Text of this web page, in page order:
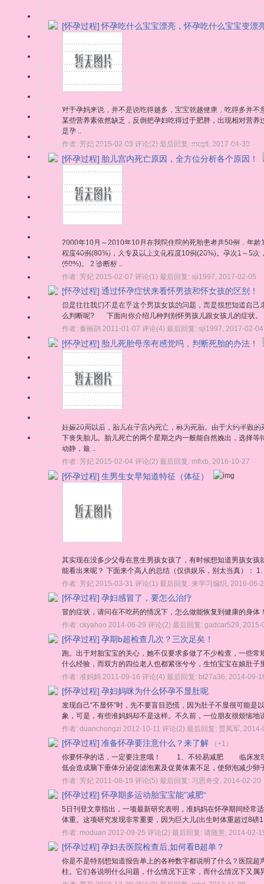
[怀孕过程] 怀孕吃什么宝宝漂亮，怀孕吃什么宝宝变漂
对于孕妈来说，并不是说吃得越多，宝宝就越健康，吃得多并
某些营养素依然缺乏，反倒把孕妇吃得过于肥胖，出现相对营
是孕 ..
作者:芳妃 2015-02-03 评论(2) 最后回复:mcgfi,2017-04-30
[怀孕过程] 胎儿宫内死亡原因，全方位分析各个原因！
2000年10月～2010年10月在我院住院的死胎患者共50例，年
程度40例(80%)，大专及以上文化程度10例(20%)。孕次1～5
(60%)。 2 诊断标 ..
作者: 芳妃 2015-02-07 评论(1) 最后回复: sji1997 2017-02-05
[怀孕过程] 通过怀孕症状来看怀男孩和怀女孩的区别！
但是往往我们不是在乎这个男孩女孩的问题，而是很想知道自
么判断呢? 下面向你介绍几种判别怀男孩儿跟女孩儿的症
作者:秦丽鹃 2011-01-07 评论(4) 最后回复:sji1997,2017-02-04
[怀孕过程] 胎儿死胎母亲有感觉吗，判断死胎的办法！
妊娠20周以后，胎儿在子宫内死亡，称为死胎。由于大约半数
下丧失胎儿。胎儿死亡的两个星期之内一般能自然娩出，选择
动静，最 ..
作者: 芳妃 2015-02-04 评论(2) 最后回复: mflxb 2016-10-27
[怀孕过程] 生男生女早知道特征（体征）
其实现在没多少父母在意生男孩女孩了，有时候想知道男孩女
能看出来呢？ 下面来个高人的总结（仅供娱乐，别太当真）：
作者: 芳妃 2015-03-31 评论(1) 最后回复: 来学习编织 2016-06-
[怀孕过程] 孕妇感冒了，要怎么治疗
冒的症状，请问在不吃药的情况下，怎么做能恢复到健康的身体
作者: ckyahoo 2014-06-29 评论(2) 最后回复: gadcar529 2015-
[怀孕过程] 孕期b超检查几次？三次足矣！
跑。出于对胎宝宝的关心，她不仅要求多做了不少检查，一些
什么经验，而双方的四位老人也都紧张兮兮，生怕宝宝在娘肚
作者: 准妈妈 2011-09-16 评论(4) 最后回复: bt27a36 2014-09-
[怀孕过程] 孕妇妈咪为什么怀孕不显肚呢
发现自己“不显怀”时，先不要盲目恐慌，因为肚子不显很可能
象，可是，有些准妈妈却不是这样。不久前，一位朋友很烦恼
作者: duanchongzi 2012-10-11 评论(2) 最后回复: 贾凤军
[怀孕过程] 准备怀孕要注意什么？来了解
（+1）
你要怀孕的话，一定要注意哦！ 1、不轻易减肥 临床发现，
低会造成脑下垂体分泌促滤泡素及促黄体素不足，使卵泡减少
作者: 芳妃 2011-08-19 评论(5) 最后回复: 习恩奇变 2014-02-20
[怀孕过程] 怀孕期多运动胎宝宝能”减肥“
5日刊登文章指出，一项最新研究表明，准妈妈在怀孕期间经常
体重。这项研究发现非常重要，因为巨大儿(出生时体重超过8
作者: moduan 2012-09-25 评论(2) 最后回复: 请随意 2014-02-
[怀孕过程] 孕妇去医院检查后,如何看B超单？
你是不是特别想知道报告单上的各种数字都说明了什么？医院
柱。它们各说明什么问题，什么情况下正常，而什么情况下